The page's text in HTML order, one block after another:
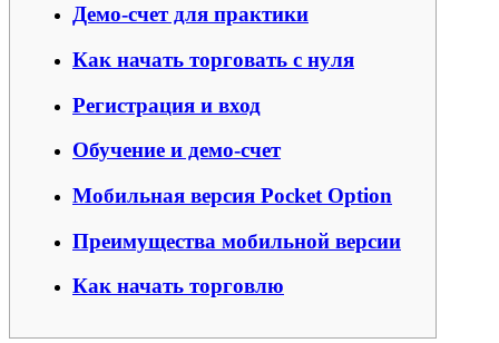
Демо-счет для практики
Как начать торговать с нуля
Регистрация и вход
Обучение и демо-счет
Мобильная версия Pocket Option
Преимущества мобильной версии
Как начать торговлю